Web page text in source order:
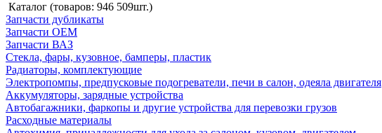
Каталог (товаров: 946 509шт.)
Запчасти дубликаты
Запчасти ОЕМ
Запчасти ВАЗ
Стекла, фары, кузовное, бамперы, пластик
Радиаторы, комплектующие
Электропомпы, предпусковые подогреватели, печи в салон, одеяла двигателя
Аккумуляторы, зарядные устройства
Автобагажники, фаркопы и другие устройства для перевозки грузов
Расходные материалы